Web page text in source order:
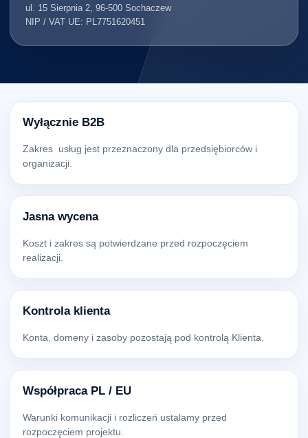
ul. 15 Sierpnia 2, 96-500 Sochaczew
NIP / VAT UE: PL7751620451
Wyłącznie B2B
Zakres usług jest przeznaczony dla przedsiębiorców i
organizacji.
Jasna wycena
Koszt i zakres są potwierdzane przed rozpoczęciem
realizacji.
Kontrola klienta
Konta, domeny i zasoby pozostają pod kontrolą Klienta.
Współpraca PL / EU
Warunki komunikacji i rozliczeń ustalamy przed
rozpoczęciem projektu.